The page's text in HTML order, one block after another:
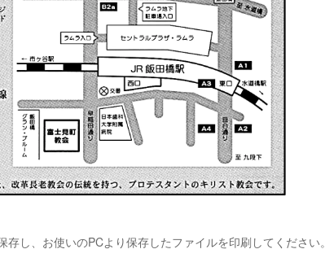
し、お使いのPCより保存したファイルを印刷してください。